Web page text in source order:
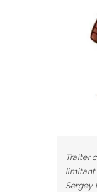
Traiter
limitant
Sergey